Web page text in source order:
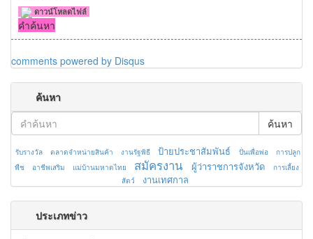
ดาวน์โหลดไฟล์
คำค้นหา
comments powered by Disqus
ค้นหา
ค้นหา
รับรางวัล ตลาดจำหน่ายสินค้า งานรัฐพิธี ป้ายประชาสัมพันธ์ ปั่นเพื่อพ่อ
การปลูก
พืช
อาชีพเสริม แม่บ้านมหาดไทย สมัครงาน ผู้ว่าราชการจังหวัด
การเลี้ยง
สัตว์
งานเทศกาล
ประเภทข่าว